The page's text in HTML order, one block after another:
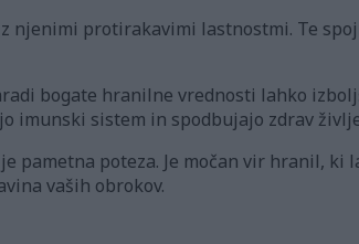
njenimi protirakavimi lastnostmi. Te
bogate hranilne vrednosti lahko
imunski sistem in spodbujajo zdrav
pametna poteza. Je močan vir hranil, ki
vaših obrokov.